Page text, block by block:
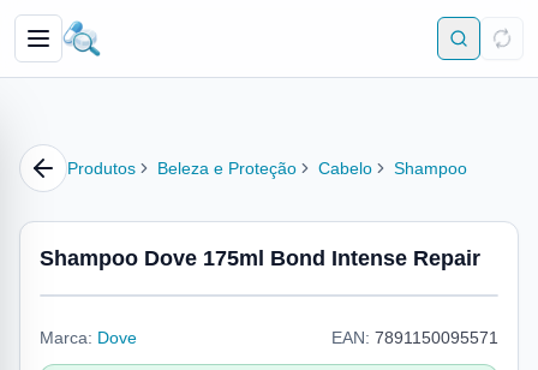
Produtos Beleza e Proteção Cabelo Shampoo
Shampoo Dove 175ml Bond Intense Repair
Marca: Dove EAN: 7891150095571